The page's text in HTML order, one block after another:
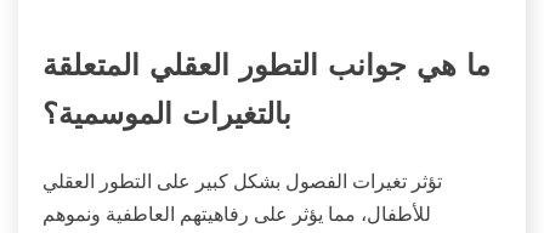
ما هي جوانب التطور العقلي المتعلقة
بالتغيرات الموسمية؟
تؤثر تغيرات الفصول بشكل كبير على التطور العقلي
للأطفال، مما يؤثر على رفاهيتهم العاطفية ونموهم